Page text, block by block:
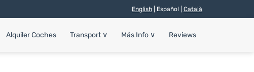
English | Español | Català
Alquiler Coches Transport ∨ Más Info ∨ Reviews